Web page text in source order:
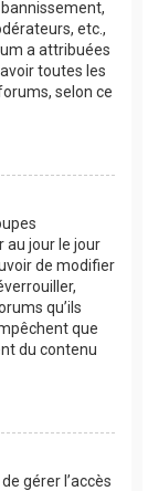
etc.,
a attribuées
toutes les
selon ce
au jour le jour
de modifier
qu’ils
que
du contenu
gérer l’accès